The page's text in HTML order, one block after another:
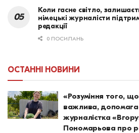
Коли гасне світло,
німецькі журналісти
редакції
0 ПОСИЛАНЬ
ОСТАННІ НОВИНИ
«Розуміння того,
важлива,
журналістка
Пономарьова про